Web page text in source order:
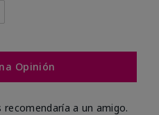
Opinión
recomendaría a un amigo.